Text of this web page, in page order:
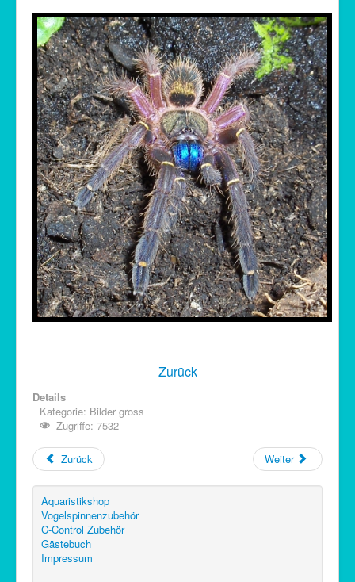
Zurück
Details
Kategorie: Bilder gross
Zugriffe: 7532
Zurück Weiter
Aquaristikshop
Vogelspinnenzubehör
C-Control Zubehör
Gästebuch
Impressum